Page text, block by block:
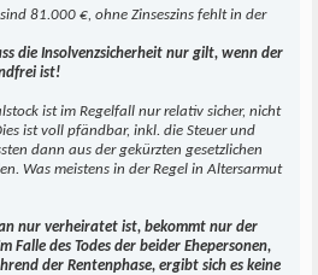
81.000 €, ohne Zinseszins fehlt in der
die Insolvenzsicherheit nur gilt, wenn der
ist!
ist im Regelfall nur relativ sicher, nicht
ist voll pfändbar, inkl. die Steuer und
dann aus der gekürzten gesetzlichen
Was meistens in der Regel in Altersarmut
nur verheiratet ist, bekommt nur der
Falle des Todes der beider Ehepersonen,
der Rentenphase, ergibt sich es keine